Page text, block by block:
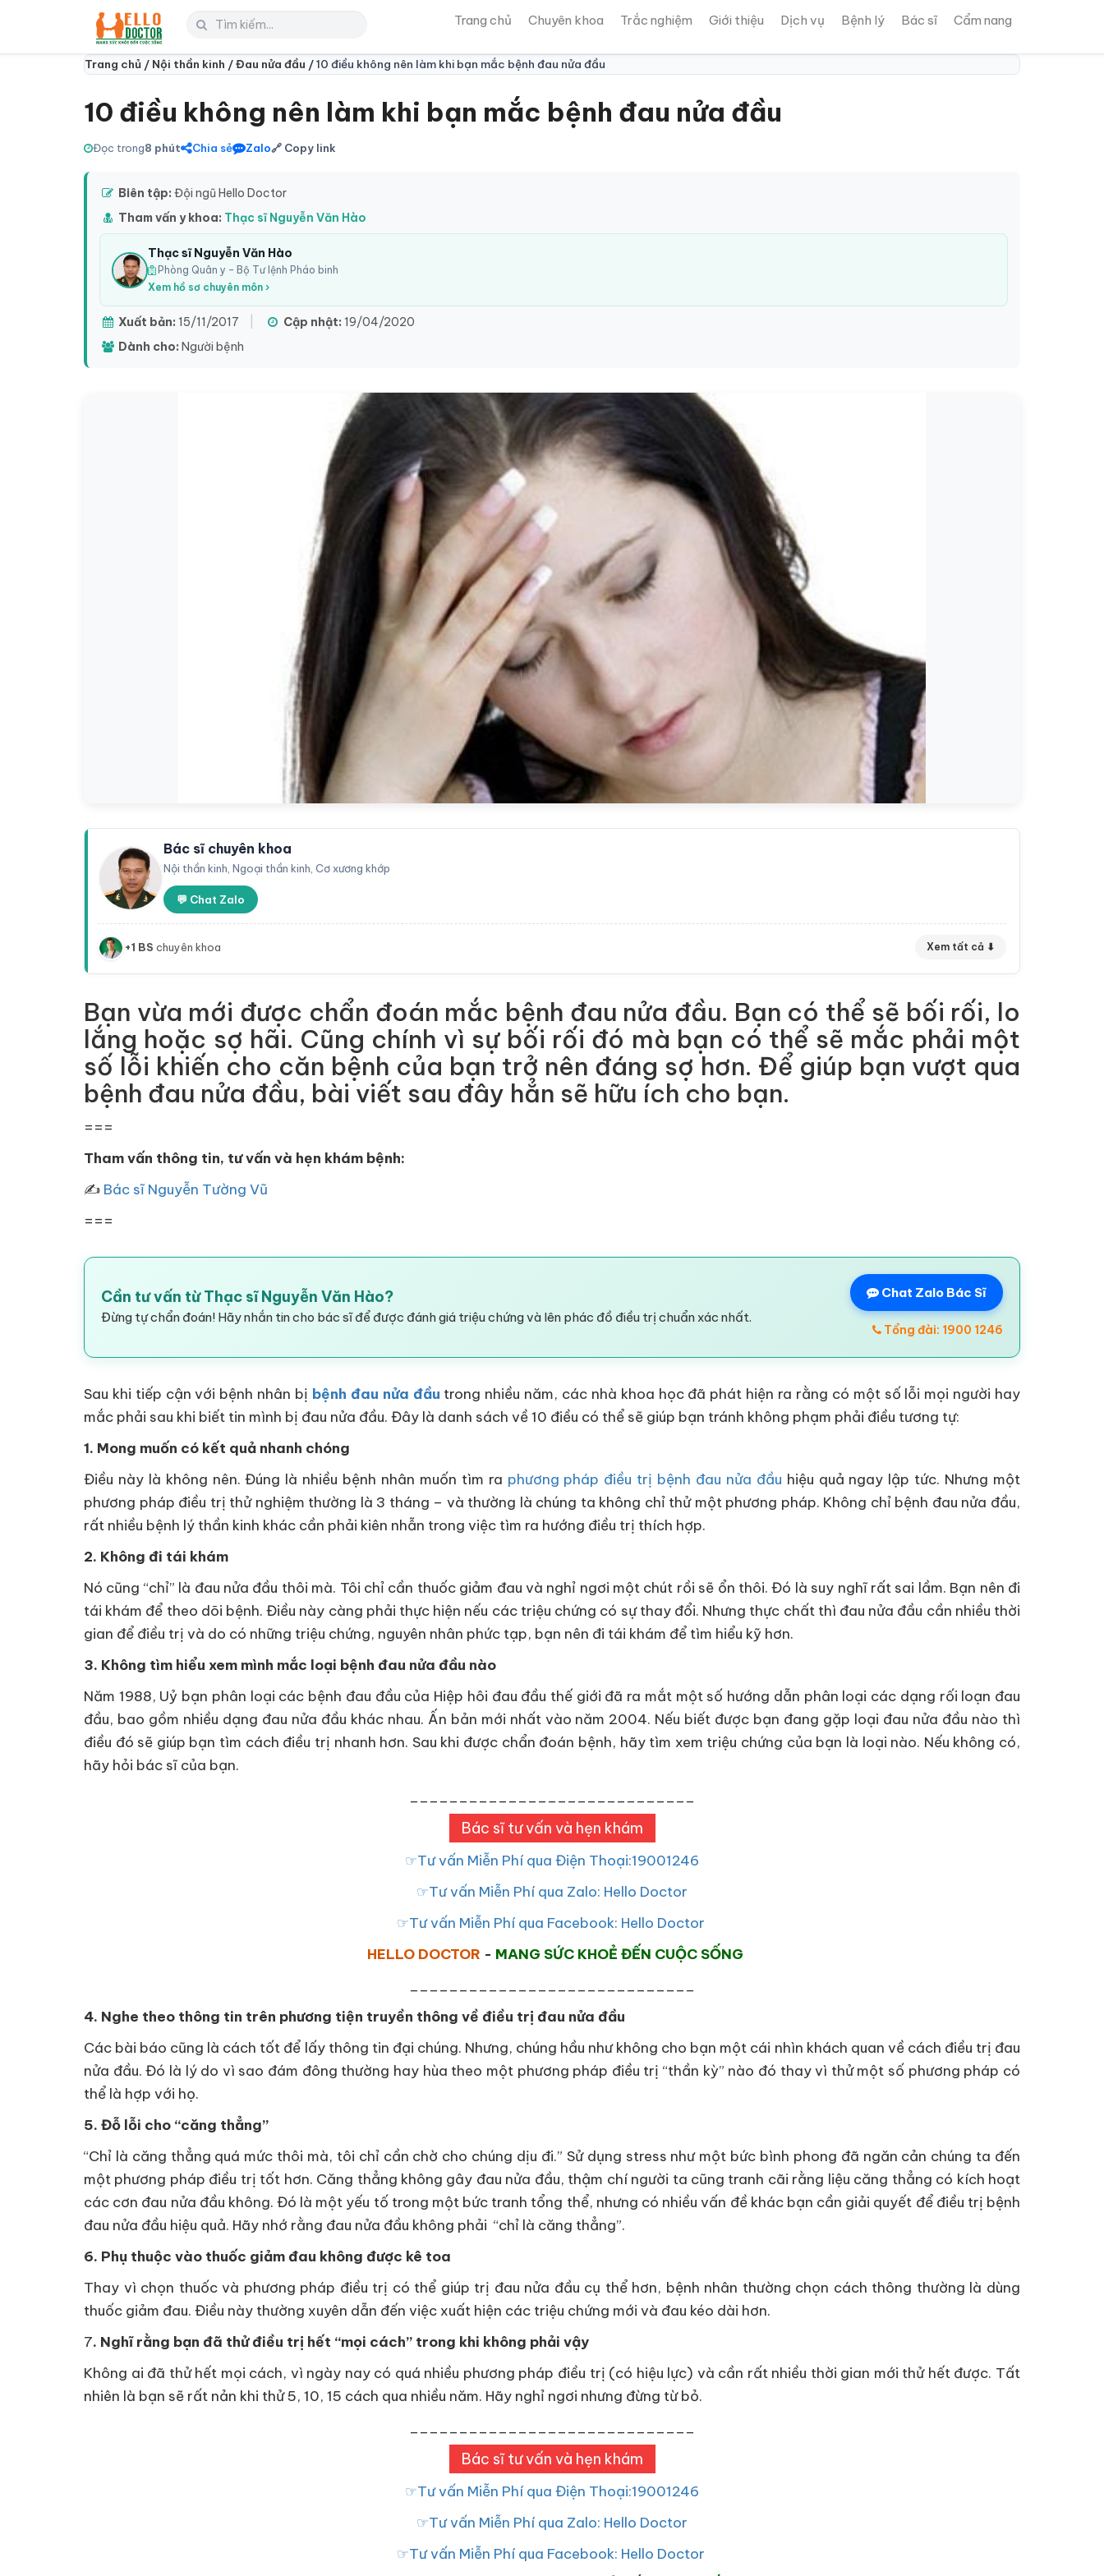
Trang chủ Chuyên khoa Trắc nghiệm Giới thiệu Dịch vụ Bệnh lý Bác sĩ Cẩm nang
Trang chủ / Nội thần kinh /Đau nửa đầu /10 điều không nên làm khi bạn mắc bệnh đau nửa đầu
10 điều không nên làm khi bạn mắc bệnh đau nửa đầu
Đọc trong8 phút Chia sẻ Zalo🔗 Copy link
Biên tập: Đội ngũ Hello Doctor
Tham vấn y khoa: Thạc sĩ Nguyễn Văn Hào
Thạc sĩ Nguyễn Văn Hào
Phòng Quân y – Bộ Tư lệnh Pháo binh
Xem hồ sơ chuyên môn ›
Xuất bản: 15/11/2017 Cập nhật: 19/04/2020
Dành cho: Người bệnh
Bác sĩ chuyên khoa
Nội thần kinh, Ngoại thần kinh, Cơ xương khớp
💬 Chat Zalo
+1 BS chuyên khoa Xem tất cả ⬇
Bạn vừa mới được chẩn đoán mắc bệnh đau nửa đầu. Bạn có thể sẽ bối rối, lo
lắng hoặc sợ hãi. Cũng chính vì sự bối rối đó mà bạn có thể sẽ mắc phải một
số lỗi khiến cho căn bệnh của bạn trở nên đáng sợ hơn. Để giúp bạn vượt qua
bệnh đau nửa đầu, bài viết sau đây hẳn sẽ hữu ích cho bạn.
===
Tham vấn thông tin, tư vấn và hẹn khám bệnh:
✍ Bác sĩ Nguyễn Tường Vũ
===
Cần tư vấn từ Thạc sĩ Nguyễn Văn Hào?
Đừng tự chẩn đoán! Hãy nhắn tin cho bác sĩ để được đánh giá triệu chứng và lên phác đồ điều trị chuẩn xác nhất.
Chat Zalo Bác Sĩ
Tổng đài: 1900 1246
Sau khi tiếp cận với bệnh nhân bị bệnh đau nửa đầu trong nhiều năm, các nhà khoa học đã phát hiện ra rằng có một số lỗi mọi người hay
mắc phải sau khi biết tin mình bị đau nửa đầu. Đây là danh sách về 10 điều có thể sẽ giúp bạn tránh không phạm phải điều tương tự:
1. Mong muốn có kết quả nhanh chóng
Điều này là không nên. Đúng là nhiều bệnh nhân muốn tìm ra phương pháp điều trị bệnh đau nửa đầu hiệu quả ngay lập tức. Nhưng một
phương pháp điều trị thử nghiệm thường là 3 tháng – và thường là chúng ta không chỉ thử một phương pháp. Không chỉ bệnh đau nửa đầu,
rất nhiều bệnh lý thần kinh khác cần phải kiên nhẫn trong việc tìm ra hướng điều trị thích hợp.
2. Không đi tái khám
Nó cũng “chỉ” là đau nửa đầu thôi mà. Tôi chỉ cần thuốc giảm đau và nghỉ ngơi một chút rồi sẽ ổn thôi. Đó là suy nghĩ rất sai lầm. Bạn nên đi
tái khám để theo dõi bệnh. Điều này càng phải thực hiện nếu các triệu chứng có sự thay đổi. Nhưng thực chất thì đau nửa đầu cần nhiều thời
gian để điều trị và do có những triệu chứng, nguyên nhân phức tạp, bạn nên đi tái khám để tìm hiểu kỹ hơn.
3. Không tìm hiểu xem mình mắc loại bệnh đau nửa đầu nào
Năm 1988, Uỷ bạn phân loại các bệnh đau đầu của Hiệp hôi đau đầu thế giới đã ra mắt một số hướng dẫn phân loại các dạng rối loạn đau
đầu, bao gồm nhiều dạng đau nửa đầu khác nhau. Ấn bản mới nhất vào năm 2004. Nếu biết được bạn đang gặp loại đau nửa đầu nào thì
điều đó sẽ giúp bạn tìm cách điều trị nhanh hơn. Sau khi được chẩn đoán bệnh, hãy tìm xem triệu chứng của bạn là loại nào. Nếu không có,
hãy hỏi bác sĩ của bạn.
Bác sĩ tư vấn và hẹn khám
☞Tư vấn Miễn Phí qua Điện Thoại:19001246
☞Tư vấn Miễn Phí qua Zalo: Hello Doctor
☞Tư vấn Miễn Phí qua Facebook: Hello Doctor
HELLO DOCTOR - MANG SỨC KHOẺ ĐẾN CUỘC SỐNG
4. Nghe theo thông tin trên phương tiện truyền thông về điều trị đau nửa đầu
Các bài báo cũng là cách tốt để lấy thông tin đại chúng. Nhưng, chúng hầu như không cho bạn một cái nhìn khách quan về cách điều trị đau
nửa đầu. Đó là lý do vì sao đám đông thường hay hùa theo một phương pháp điều trị “thần kỳ” nào đó thay vì thử một số phương pháp có
thể là hợp với họ.
5. Đỗ lỗi cho “căng thẳng”
“Chỉ là căng thẳng quá mức thôi mà, tôi chỉ cần chờ cho chúng dịu đi.” Sử dụng stress như một bức bình phong đã ngăn cản chúng ta đến
một phương pháp điều trị tốt hơn. Căng thẳng không gây đau nửa đầu, thậm chí người ta cũng tranh cãi rằng liệu căng thẳng có kích hoạt
các cơn đau nửa đầu không. Đó là một yếu tố trong một bức tranh tổng thể, nhưng có nhiều vấn đề khác bạn cần giải quyết để điều trị bệnh
đau nửa đầu hiệu quả. Hãy nhớ rằng đau nửa đầu không phải “chỉ là căng thẳng”.
6. Phụ thuộc vào thuốc giảm đau không được kê toa
Thay vì chọn thuốc và phương pháp điều trị có thể giúp trị đau nửa đầu cụ thể hơn, bệnh nhân thường chọn cách thông thường là dùng
thuốc giảm đau. Điều này thường xuyên dẫn đến việc xuất hiện các triệu chứng mới và đau kéo dài hơn.
7. Nghĩ rằng bạn đã thử điều trị hết “mọi cách” trong khi không phải vậy
Không ai đã thử hết mọi cách, vì ngày nay có quá nhiều phương pháp điều trị (có hiệu lực) và cần rất nhiều thời gian mới thử hết được. Tất
nhiên là bạn sẽ rất nản khi thử 5, 10, 15 cách qua nhiều năm. Hãy nghỉ ngơi nhưng đừng từ bỏ.
Bác sĩ tư vấn và hẹn khám
☞Tư vấn Miễn Phí qua Điện Thoại:19001246
☞Tư vấn Miễn Phí qua Zalo: Hello Doctor
☞Tư vấn Miễn Phí qua Facebook: Hello Doctor